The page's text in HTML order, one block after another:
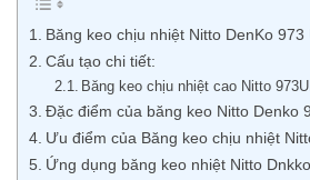
Băng keo chịu nhiệt Nitto DenKo 973
Cấu tạo chi tiết:
Băng keo chịu nhiệt cao Nitto
Đặc điểm của băng keo Nitto Denko
Ưu điểm của Băng keo chịu nhiệt
Ứng dụng băng keo nhiệt Nitto